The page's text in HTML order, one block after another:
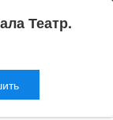
Театр.